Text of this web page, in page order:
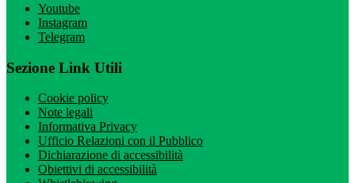
Youtube
Instagram
Telegram
Sezione Link Utili
Cookie policy
Note legali
Informativa Privacy
Ufficio Relazioni con il Pubblico
Dichiarazione di accessibilità
Obiettivi di accessibilità